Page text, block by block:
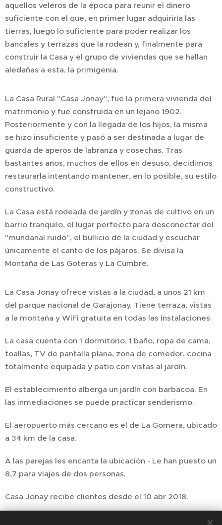
aquellos veleros de la época para reunir el dinero
suficiente con el que, en primer lugar adquiriría las
tierras, luego lo suficiente para poder realizar los
bancales y terrazas que la rodean y, finalmente para
construir la Casa y el grupo de viviendas que se hallan
aledañas a esta, la primigenia.
La Casa Rural "Casa Jonay", fue la primera vivienda del
matrimonio y fue construida en un lejano 1902.
Posteriormente y con la llegada de los hijos, la misma
se hizo insuficiente y pasó a ser destinada a lugar de
guarda de aperos de labranza y cosechas. Tras
bastantes años, muchos de ellos en desuso, decidimos
restaurarla intentando mantener, en lo posible, su estilo
constructivo.
La Casa está rodeada de jardín y zonas de cultivo en un
barrio tranquilo, el lugar perfecto para desconectar del
"mundanal ruido", el bullicio de la ciudad y escuchar
únicamente el canto de los pájaros. Se divisa la
Montaña de Las Goteras y La Cumbre.
La Casa Jonay ofrece vistas a la ciudad, a unos 21 km
del parque nacional de Garajonay. Tiene terraza, vistas
a la montaña y WiFi gratuita en todas las instalaciones.
La casa cuenta con 1 dormitorio, 1 baño, ropa de cama,
toallas, TV de pantalla plana, zona de comedor, cocina
totalmente equipada y patio con vistas al jardín.
El establecimiento alberga un jardín con barbacoa. En
las inmediaciones se puede practicar senderismo.
El aeropuerto más cercano es el de La Gomera, ubicado
a 34 km de la casa.
A las parejas les encanta la ubicación - Le han puesto un
8,7 para viajes de dos personas.
Casa Jonay recibe clientes desde el 10 abr 2018.